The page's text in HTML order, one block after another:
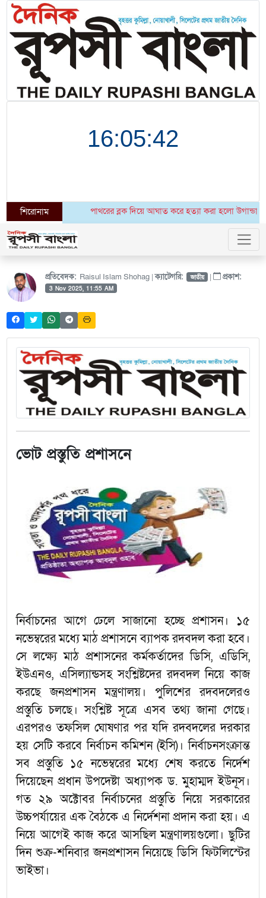
শিরোনাম পাথরের ব্লক দিয়ে আঘাত করে হত্যা করা হলো উগান্ডার
প্রতিবেদক: Raisul Islam Shohag |ক্যাটেগরি: জাতীয় | প্রকাশ:
3 Nov 2025, 11:55 AM
ভোট প্রস্তুতি প্রশাসনে
নির্বাচনের আগে ঢেলে সাজানো হচ্ছে প্রশাসন। ১৫
নভেম্বরের মধ্যে মাঠ প্রশাসনে ব্যাপক রদবদল করা হবে।
সে লক্ষ্যে মাঠ প্রশাসনের কর্মকর্তাদের ডিসি, এডিসি,
ইউএনও, এসিল্যান্ডসহ সংশ্লিষ্টদের রদবদল নিয়ে কাজ
করছে জনপ্রশাসন মন্ত্রণালয়। পুলিশের রদবদলেরও
প্রস্তুতি চলছে। সংশ্লিষ্ট সূত্রে এসব তথ্য জানা গেছে।
এরপরও তফসিল ঘোষণার পর যদি রদবদলের দরকার
হয় সেটি করবে নির্বাচন কমিশন (ইসি)। নির্বাচনসংক্রান্ত
সব প্রস্তুতি ১৫ নভেম্বরের মধ্যে শেষ করতে নির্দেশ
দিয়েছেন প্রধান উপদেষ্টা অধ্যাপক ড. মুহাম্মদ ইউনূস।
গত ২৯ অক্টোবর নির্বাচনের প্রস্তুতি নিয়ে সরকারের
উচ্চপর্যায়ের এক বৈঠকে এ নির্দেশনা প্রদান করা হয়। এ
নিয়ে আগেই কাজ করে আসছিল মন্ত্রণালয়গুলো। ছুটির
দিন শুক্র-শনিবার জনপ্রশাসন নিয়েছে ডিসি ফিটলিস্টের
ভাইভা।